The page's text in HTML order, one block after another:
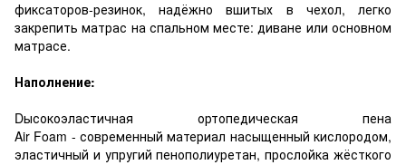
фиксаторов-резинок, надёжно вшитых в чехол, легко
закрепить матрас на спальном месте: диване или основном
матрасе.
Наполнение:
Dысокоэластичная ортопедическая пена
Air Foam - современный материал насыщенный кислородом,
эластичный и упругий пенополиуретан, прослойка жёсткого